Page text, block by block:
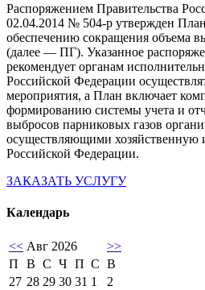
Распоряжением Правительства
02.04.2014 № 504-р утвержден
обеспечению сокращения объема
(далее — ПГ). Указанное
рекомендует органам
Российской Федерации
мероприятия, а План включает
формированию системы учета и
выбросов парниковых газов
осуществляющими хозяйственную
Российской Федерации.
ЗАКАЗАТЬ УСЛУГУ
Календарь
<< Авг 2026
>>
П
В С Ч П С В
27 28 29 30 31 1
2